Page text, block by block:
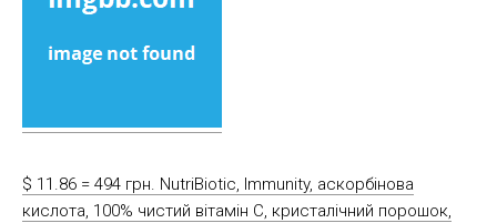
$ 11.86 = 494 грн. NutriBiotic, Immunity, аскорбінова
кислота, 100% чистий вітамін С, кристалічний порошок,